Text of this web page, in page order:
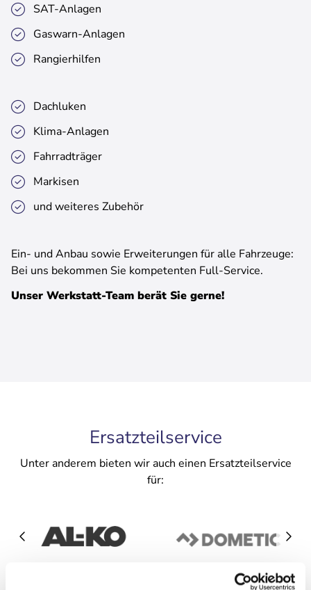
SAT-Anlagen
Gaswarn-Anlagen
Rangierhilfen
Dachluken
Klima-Anlagen
Fahrradträger
Markisen
und weiteres Zubehör
Ein- und Anbau sowie Erweiterungen für alle Fahrzeuge:
Bei uns bekommen Sie kompetenten Full-Service.
Unser Werkstatt-Team berät Sie gerne!
Ersatzteilservice
Unter anderem bieten wir auch einen Ersatzteilservice
für: